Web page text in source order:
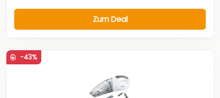
Zum Deal
-43%